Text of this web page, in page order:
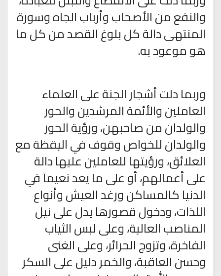
والنفع من الأصحاب وأرباب الجاه وسورة
المنتهى دالة كل بلوغ القصد من كل ما
هو موعود به.
وربما دلت أشجار الجنة على العلماء
العاملين والأئمة المرشدين والحور
والولدان من صاحبهن، ورؤية الحور
والولدان للخواص وقوف في اليقظة مع
العلائق، ورؤيتها للعاملين عليها دالة
على أعمالهم، أو على ما يعد نعيماً في
الدنيا كالمساكن ورغد العيش وأنواع
اللذات، ودخول قصورها يدل على نيل
المناصب العالية، وعلى لبس الثياب
الفاخرة، وتزوج الحرائر، وعلى الغنى
وحسن العاقبة، والخمر دليل على السكر